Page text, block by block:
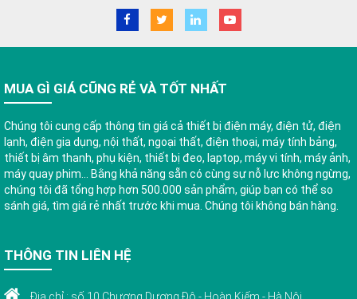
MUA GÌ GIÁ CŨNG RẺ VÀ TỐT NHẤT
Chúng tôi cung cấp thông tin giá cả thiết bị điện máy, điện tử, điện
lạnh, điện gia dụng, nội thất, ngoại thất, điện thoại, máy tính bảng,
thiết bị âm thanh, phụ kiện, thiết bị đeo, laptop, máy vi tính, máy ảnh,
máy quay phim... Bằng khả năng sẵn có cùng sự nỗ lực không ngừng,
chúng tôi đã tổng hợp hơn 500.000 sản phẩm, giúp bạn có thể so
sánh giá, tìm giá rẻ nhất trước khi mua. Chúng tôi không bán hàng.
THÔNG TIN LIÊN HỆ